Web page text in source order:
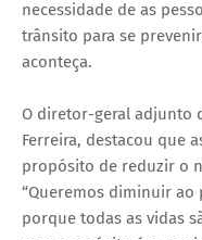
necessidade de as
trânsito para se
aconteça.
O diretor-geral adjunto
Ferreira, destacou que
propósito de reduzir o
“Queremos diminuir
porque todas as vidas